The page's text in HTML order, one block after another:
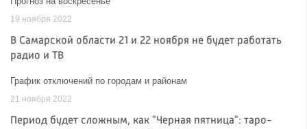
19 ноября 2022
В Самарской области 21 и 22 ноября не будет работать
радио и ТВ
График отключений по городам и районам
21 ноября 2022
Период будет сложным, как "Черная пятница": таро-